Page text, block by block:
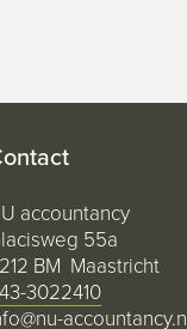
accountancy
55a
BM Maastricht
3022410